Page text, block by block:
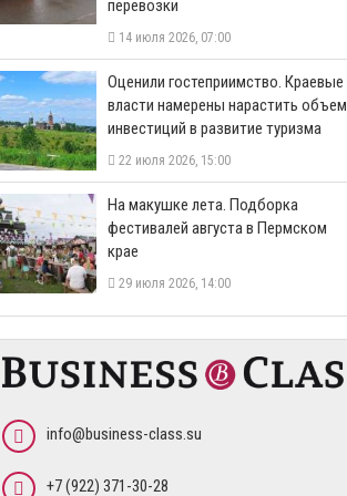
перевозки
14 июля 2026, 07:00
Оценили гостеприимство. Краевые
власти намерены нарастить объем
инвестиций в развитие туризма
22 июля 2026, 15:00
На макушке лета. Подборка
фестивалей августа в Пермском
крае
29 июля 2026, 14:00
info@business-class.su
+7 (922) 371-30-28